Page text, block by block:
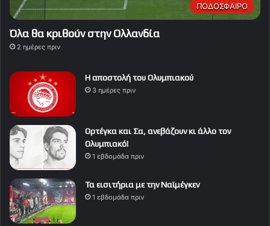
ΠΟΔΟΣΦΑΙΡΟ
Όλα θα κριθούν στην Ολλανδία
2 ημέρες πριν
Η αποστολή του Ολυμπιακού
3 ημέρες πριν
Ορτέγκα και Σα, ανεβάζουν κι άλλο τον
Ολυμπιακό!
1 εβδομάδα πριν
Τα εισιτήρια με την Ναϊμέγκεν
1 εβδομάδα πριν